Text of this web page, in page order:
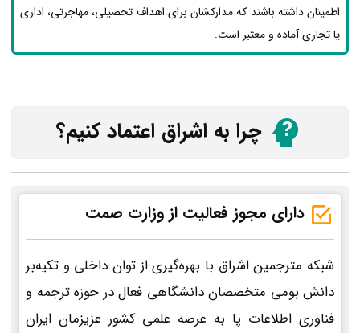
اطمینان داشته باشند که مدارکشان برای اهداف تحصیلی، مهاجرتی، اداری
یا تجاری آماده و معتبر است.
چرا به اشراق اعتماد کنیم؟
دارای مجوز فعالیت از وزارت صمت
شبکه مترجمین اشراق با بهره‌گیری از توان داخلی و تکیه‌بر
دانش بومی متخصصان دانشگاهی فعال در حوزه ترجمه و
فناوری اطلاعات پا به عرصه علمی کشور عزیزمان ایران